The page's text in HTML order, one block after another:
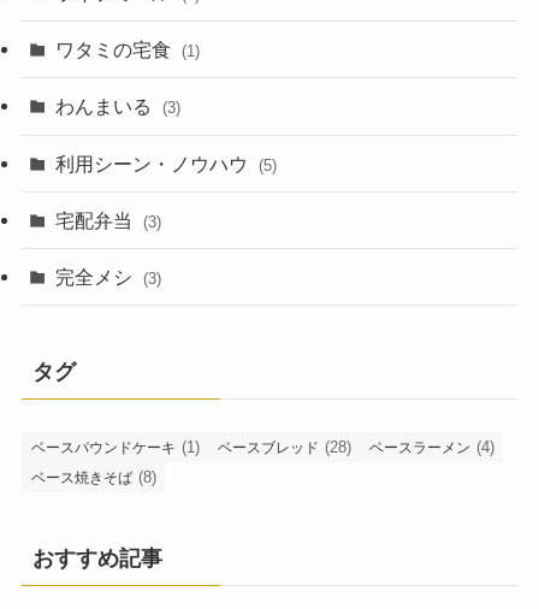
ワタミの宅食 (1)
わんまいる (3)
利用シーン・ノウハウ (5)
宅配弁当 (3)
完全メシ (3)
タグ
ベースパウンドケーキ (1) ベースブレッド (28) ベースラーメン (4)
ベース焼きそば (8)
おすすめ記事